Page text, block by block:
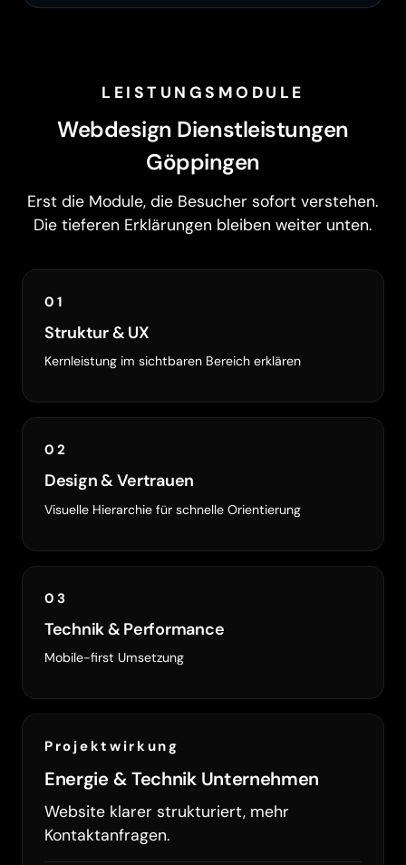
LEISTUNGSMODULE
Webdesign Dienstleistungen
Göppingen
Erst die Module, die Besucher sofort verstehen.
Die tieferen Erklärungen bleiben weiter unten.
01
Struktur & UX
Kernleistung im sichtbaren Bereich erklären
02
Design & Vertrauen
Visuelle Hierarchie für schnelle Orientierung
03
Technik & Performance
Mobile-first Umsetzung
Projektwirkung
Energie & Technik Unternehmen
Website klarer strukturiert, mehr
Kontaktanfragen.